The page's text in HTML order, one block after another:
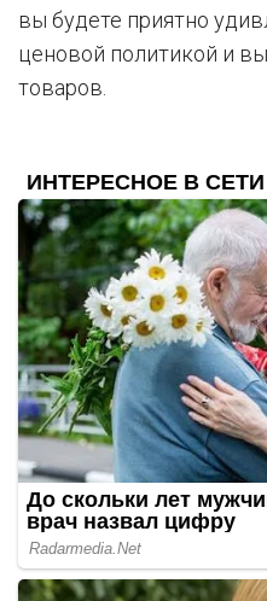
вы будете приятно
ценовой политикой и
товаров.